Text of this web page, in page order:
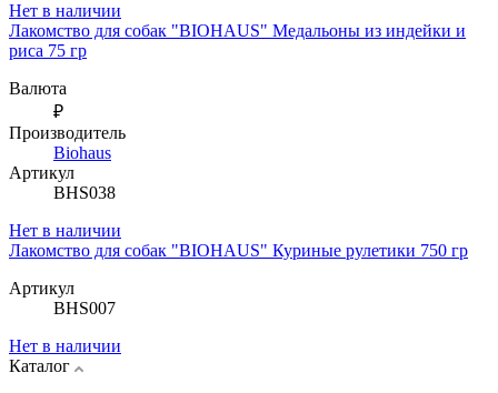
Нет в наличии
Лакомство для собак "BIOHAUS" Медальоны из индейки и
риса 75 гр
Валюта
₽
Производитель
Biohaus
Артикул
BHS038
Нет в наличии
Лакомство для собак "BIOHAUS" Куриные рулетики 750 гр
Артикул
BHS007
Нет в наличии
Каталог